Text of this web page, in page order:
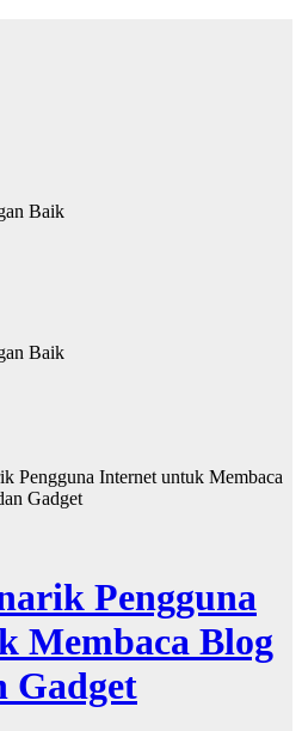
Baik
Baik
Pengguna Internet untuk Membaca
Gadget
Pengguna
Membaca Blog
Gadget